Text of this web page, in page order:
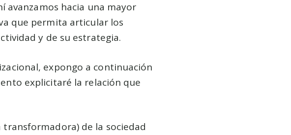
avanzamos hacia una mayor
que permita articular los
y de su estrategia.
expongo a continuación
explicitaré la relación que
de la sociedad